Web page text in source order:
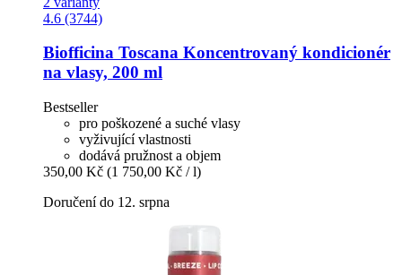
4.6 (3744)
Biofficina Toscana Koncentrovaný kondicionér
na vlasy, 200 ml
Bestseller
pro poškozené a suché vlasy
vyživující vlastnosti
dodává pružnost a objem
350,00 Kč (1 750,00 Kč / l)
Doručení do 12. srpna